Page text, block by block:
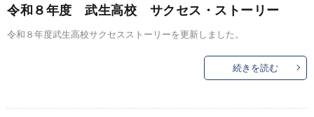
令和８年度 武生高校 サクセス・ストーリー
令和８年度武生高校サクセスストーリーを更新しました。
続きを読む